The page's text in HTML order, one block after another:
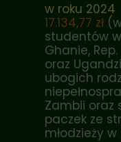
w roku 2024
17.134,77 zł
studentów
Ghanie,
oraz
ubogich
Zambii oraz
paczek ze
młodzieży